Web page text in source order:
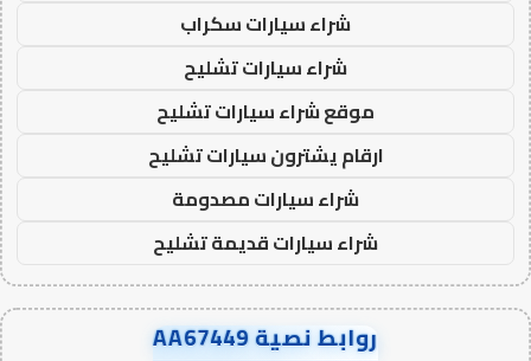
شراء سيارات سكراب
شراء سيارات تشليح
موقع شراء سيارات تشليح
ارقام يشترون سيارات تشليح
شراء سيارات مصدومة
شراء سيارات قديمة تشليح
روابط نصية AA67449